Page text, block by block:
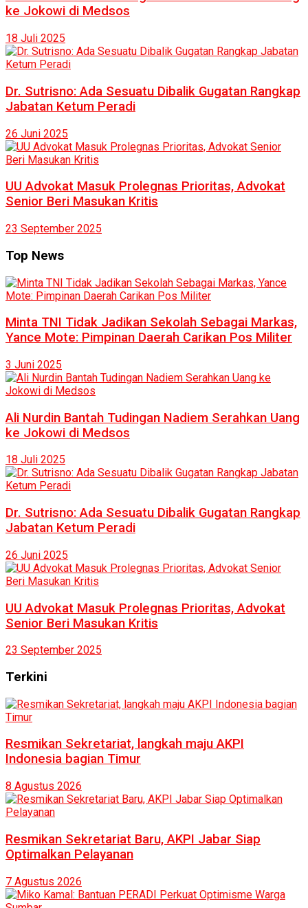
ke Jokowi di Medsos
18 Juli 2025
Dr. Sutrisno: Ada Sesuatu Dibalik Gugatan Rangkap
Jabatan Ketum Peradi
26 Juni 2025
UU Advokat Masuk Prolegnas Prioritas, Advokat
Senior Beri Masukan Kritis
23 September 2025
Top News
Minta TNI Tidak Jadikan Sekolah Sebagai Markas,
Yance Mote: Pimpinan Daerah Carikan Pos Militer
3 Juni 2025
Ali Nurdin Bantah Tudingan Nadiem Serahkan Uang
ke Jokowi di Medsos
18 Juli 2025
Dr. Sutrisno: Ada Sesuatu Dibalik Gugatan Rangkap
Jabatan Ketum Peradi
26 Juni 2025
UU Advokat Masuk Prolegnas Prioritas, Advokat
Senior Beri Masukan Kritis
23 September 2025
Terkini
Resmikan Sekretariat, langkah maju AKPI
Indonesia bagian Timur
8 Agustus 2026
Resmikan Sekretariat Baru, AKPI Jabar Siap
Optimalkan Pelayanan
7 Agustus 2026